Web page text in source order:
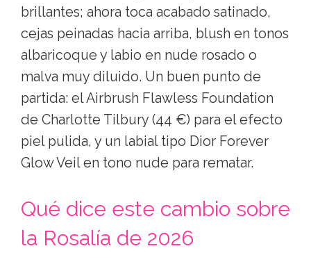
brillantes; ahora toca acabado satinado,
cejas peinadas hacia arriba, blush en tonos
albaricoque y labio en nude rosado o
malva muy diluido. Un buen punto de
partida: el Airbrush Flawless Foundation
de Charlotte Tilbury (44 €) para el efecto
piel pulida, y un labial tipo Dior Forever
Glow Veil en tono nude para rematar.
Qué dice este cambio sobre
la Rosalía de 2026